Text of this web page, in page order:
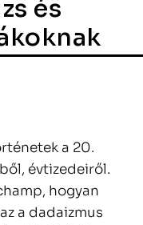
és
a 20.
évtizedeiről.
hogyan
a dadaizmus